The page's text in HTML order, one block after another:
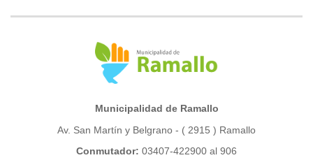
Municipalidad de Ramallo
Av. San Martín y Belgrano - ( 2915 ) Ramallo
Conmutador: 03407-422900 al 906